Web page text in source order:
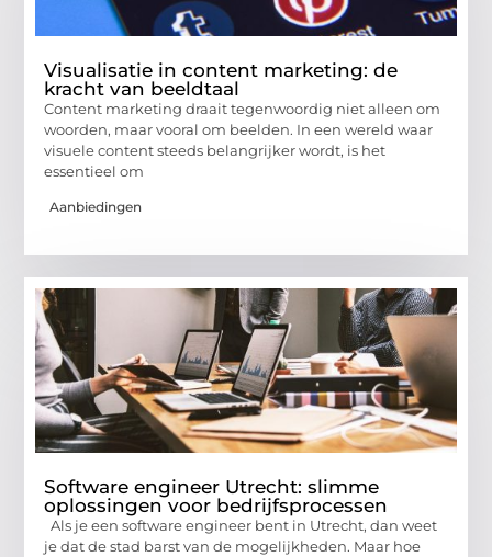
Visualisatie in content marketing: de
kracht van beeldtaal
Content marketing draait tegenwoordig niet alleen om
woorden, maar vooral om beelden. In een wereld waar
visuele content steeds belangrijker wordt, is het
essentieel om
Aanbiedingen
Software engineer Utrecht: slimme
oplossingen voor bedrijfsprocessen
Als je een software engineer bent in Utrecht, dan weet
je dat de stad barst van de mogelijkheden. Maar hoe